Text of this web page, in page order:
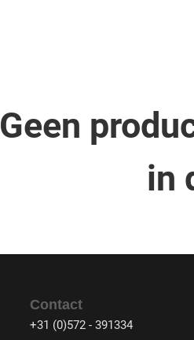
Geen
in
Contact
+31 (0)572 - 391334